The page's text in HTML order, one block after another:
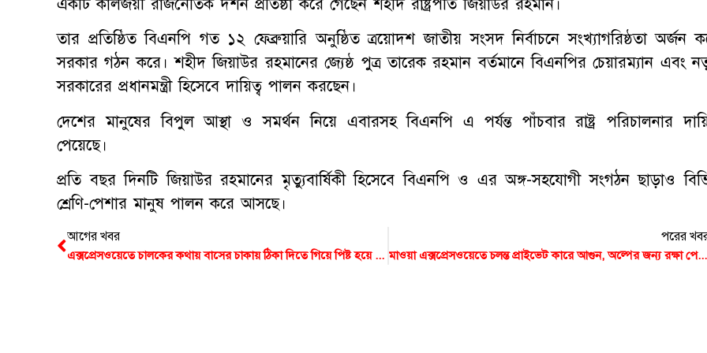
একটি কালজয়ী রাজনৈতিক দর্শন প্রতিষ্ঠা করে গেছেন শহীদ রাষ্ট্রপতি জিয়াউর রহমান।
তার প্রতিষ্ঠিত বিএনপি গত ১২ ফেব্রুয়ারি অনুষ্ঠিত ত্রয়োদশ জাতীয় সংসদ নির্বাচনে সংখ্যাগরিষ্ঠতা অর্জন
সরকার গঠন করে। শহীদ জিয়াউর রহমানের জ্যেষ্ঠ পুত্র তারেক রহমান বর্তমানে বিএনপির চেয়ারম্যান এবং
সরকারের প্রধানমন্ত্রী হিসেবে দায়িত্ব পালন করছেন।
দেশের মানুষের বিপুল আস্থা ও সমর্থন নিয়ে এবারসহ বিএনপি এ পর্যন্ত পাঁচবার রাষ্ট্র পরিচালনার
পেয়েছে।
প্রতি বছর দিনটি জিয়াউর রহমানের মৃত্যুবার্ষিকী হিসেবে বিএনপি ও এর অঙ্গ-সহযোগী সংগঠন ছাড়াও
শ্রেণি-পেশার মানুষ পালন করে আসছে।
আগের খবর
এক্সপ্রেসওয়েতে চালকের কথায় বাসের চাকায় ঠিকা দিতে গিয়ে পিষ্ট হয়ে প্রাণ গেল হেলপারের
পরের
মাওয়া এক্সপ্রেসওয়েতে চলন্ত প্রাইভেট কারে আগুন, অল্পের জন্য রক্ষা পেলেন যাত্রীরা